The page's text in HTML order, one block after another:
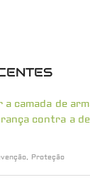
camada de
contra a
, Proteção